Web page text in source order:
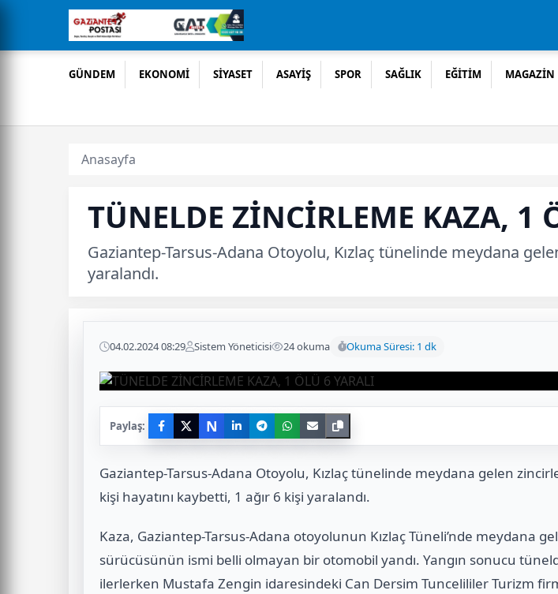
GÜNDEM EKONOMİ SİYASET ASAYİŞ SPOR SAĞLIK EĞİTİM MAGAZİN
Anasayfa
TÜNELDE ZİNCİRLEME KAZA, 1
Gaziantep-Tarsus-Adana Otoyolu, Kızlaç tünelinde meydana
yaralandı.
04.02.2024 08:29 Sistem Yöneticisi 24 okuma Okuma Süresi: 1 dk
Paylaş: N
Gaziantep-Tarsus-Adana Otoyolu, Kızlaç tünelinde meydana gelen
kişi hayatını kaybetti, 1 ağır 6 kişi yaralandı.
Kaza, Gaziantep-Tarsus-Adana otoyolunun Kızlaç Tüneli’nde meydana
sürücüsünün ismi belli olmayan bir otomobil yandı. Yangın sonucu
ilerlerken Mustafa Zengin idaresindeki Can Dersim Tuncelililer Turizm